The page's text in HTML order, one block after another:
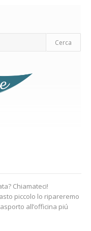
Chiamateci!
piccolo lo ripareremo
all’officina piú